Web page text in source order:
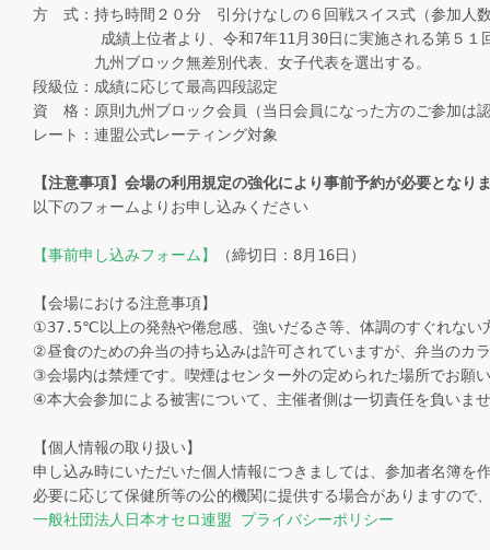
方　式：持ち時間２０分　引分けなしの６回戦スイス式（参加人
　成績上位者より、令和7年11月30日に実施される第５１
九州ブロック無差別代表、女子代表を選出する。
段級位：成績に応じて最高四段認定
資　格：原則九州ブロック会員（当日会員になった方のご参加は
レート：連盟公式レーティング対象
【注意事項】会場の利用規定の強化により事前予約が必要となり
以下のフォームよりお申し込みください
【事前申し込みフォーム】 （締切日：8月16日）
【会場における注意事項】
①37.5℃以上の発熱や倦怠感、強いだるさ等、体調のすぐれない
②昼食のための弁当の持ち込みは許可されていますが、弁当のカ
③会場内は禁煙です。喫煙はセンター外の定められた場所でお願
④本大会参加による被害について、主催者側は一切責任を負いま
【個人情報の取り扱い】
申し込み時にいただいた個人情報につきましては、参加者名簿を
一般社団法人日本オセロ連盟 プライバシーポリシー